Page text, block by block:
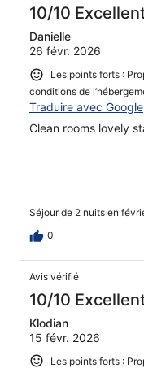
10/10
Danielle
26 févr. 2026
Les points forts :
conditions de
Traduire avec Google
Clean rooms lovely
Séjour de 2 nuits en
0
Avis vérifié
10/10
Klodian
15 févr. 2026
Les points forts :